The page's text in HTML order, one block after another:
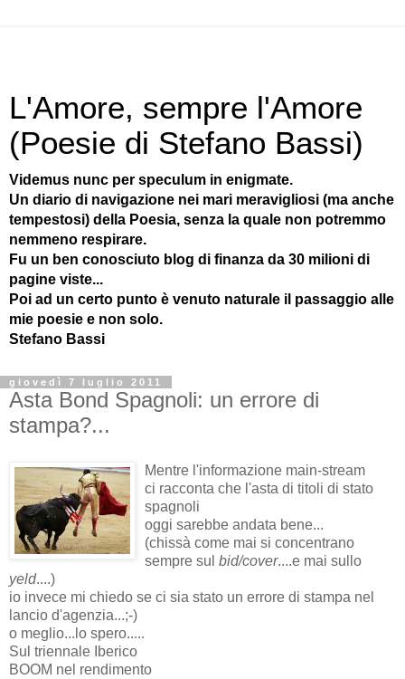
L'Amore, sempre l'Amore
(Poesie di Stefano Bassi)
Videmus nunc per speculum in enigmate.
Un diario di navigazione nei mari meravigliosi (ma anche
tempestosi) della Poesia, senza la quale non potremmo
nemmeno respirare.
Fu un ben conosciuto blog di finanza da 30 milioni di
pagine viste...
Poi ad un certo punto è venuto naturale il passaggio alle
mie poesie e non solo.
Stefano Bassi
giovedì 7 luglio 2011
Asta Bond Spagnoli: un errore di
stampa?...
Mentre l'informazione main-stream
ci racconta che l'asta di titoli di stato
spagnoli
oggi sarebbe andata bene...
(chissà come mai si concentrano
sempre sul bid/cover....e mai sullo
yeld....)
io invece mi chiedo se ci sia stato un errore di stampa nel
lancio d'agenzia...;-)
o meglio...lo spero.....
Sul triennale Iberico
BOOM nel rendimento